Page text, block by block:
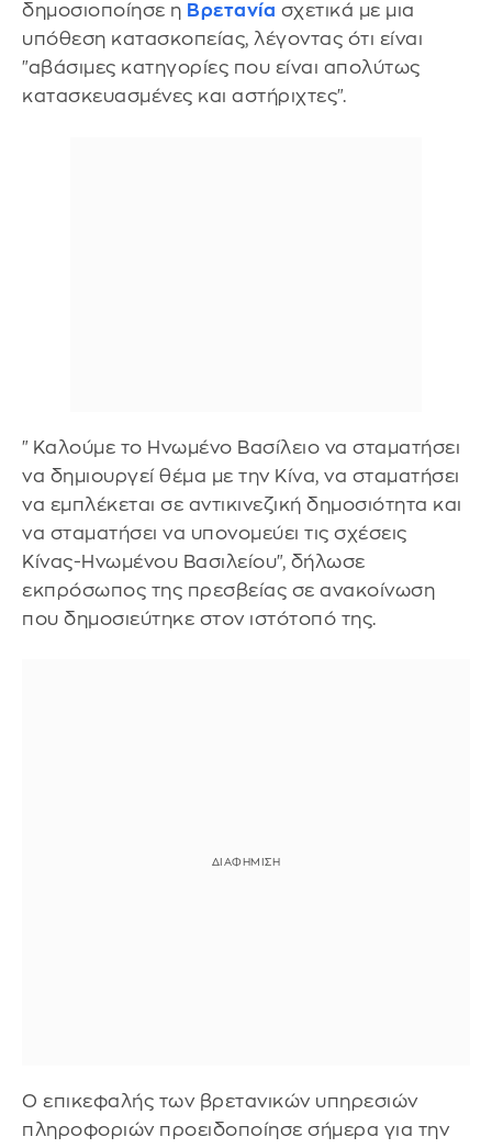
δημοσιοποίησε η Βρετανία σχετικά με μια
υπόθεση κατασκοπείας, λέγοντας ότι είναι
"αβάσιμες κατηγορίες που είναι απολύτως
κατασκευασμένες και αστήριχτες".
"Καλούμε το Ηνωμένο Βασίλειο να σταματήσει
να δημιουργεί θέμα με την Κίνα, να σταματήσει
να εμπλέκεται σε αντικινεζική δημοσιότητα και
να σταματήσει να υπονομεύει τις σχέσεις
Κίνας-Ηνωμένου Βασιλείου", δήλωσε
εκπρόσωπος της πρεσβείας σε ανακοίνωση
που δημοσιεύτηκε στον ιστότοπό της.
Ο επικεφαλής των βρετανικών υπηρεσιών
πληροφοριών προειδοποίησε σήμερα για την